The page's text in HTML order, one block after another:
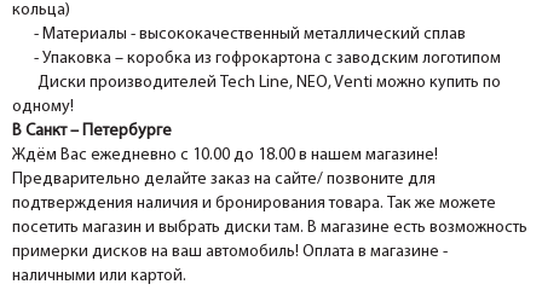
кольца)
- Материалы - высококачественный металлический сплав
- Упаковка – коробка из гофрокартона с заводским логотипом
Диски производителей Tech Line, NEO, Venti можно купить по
одному!
В Санкт – Петербурге
Ждём Вас ежедневно с 10.00 до 18.00 в нашем магазине!
Предварительно делайте заказ на сайте/ позвоните для
подтверждения наличия и бронирования товара. Так же можете
посетить магазин и выбрать диски там. В магазине есть возможность
примерки дисков на ваш автомобиль! Оплата в магазине -
наличными или картой.